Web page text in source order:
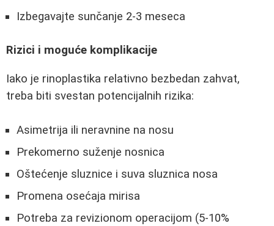
Izbegavajte sunčanje 2-3 meseca
Rizici i moguće komplikacije
Iako je rinoplastika relativno bezbedan zahvat,
treba biti svestan potencijalnih rizika:
Asimetrija ili neravnine na nosu
Prekomerno suženje nosnica
Oštećenje sluznice i suva sluznica nosa
Promena osećaja mirisa
Potreba za revizionom operacijom (5-10%